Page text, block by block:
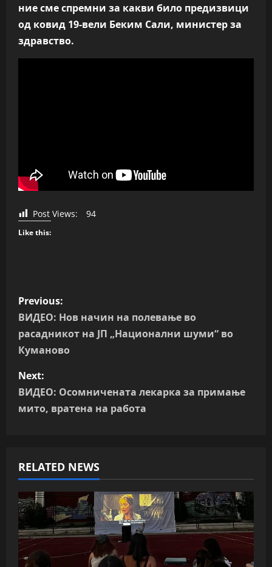
ние сме спремни за какви било предизвици
од ковид 19-вели Беким Сали, министер за
здравство.
Post Views: 94
Like this:
P
o
s
t
n
i
g
a
t
Previous:
ВИДЕО: Нов начин на полевање во
расадникот на ЈП „Национални шуми“ во
Куманово
Next:
ВИДЕО: Осомничената лекарка за примање
мито, вратена на работа
RELATED NEWS